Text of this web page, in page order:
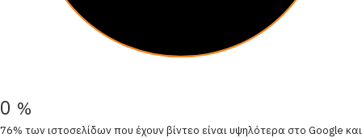
0 %
76% των ιστοσελίδων που έχουν βίντεο είναι υψηλότερα στο Google και